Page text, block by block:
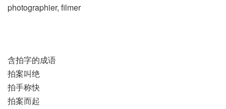
photographier, filmer
含拍字的成语
拍案叫绝
拍手称快
拍案而起